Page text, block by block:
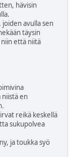
hävisin
avulla sen
täysin
että niitä
en
reikä keskellä
sukupolvea
ja toukka syö